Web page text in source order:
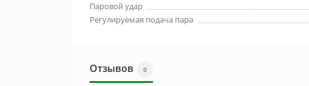
Паровой удар
Регулируемая подача пара
Отзывов 0